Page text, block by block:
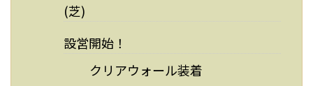
(芝)
設営開始！
クリアウォール装着